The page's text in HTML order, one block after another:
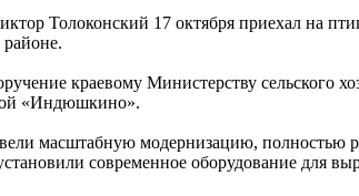
Толоконский 17 октября приехал на
краевому Министерству сельского
«Индюшкино».
масштабную модернизацию, полностью
современное оборудование для